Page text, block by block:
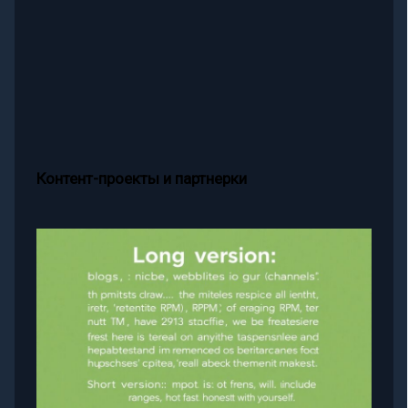
Контент-проекты и партнерки